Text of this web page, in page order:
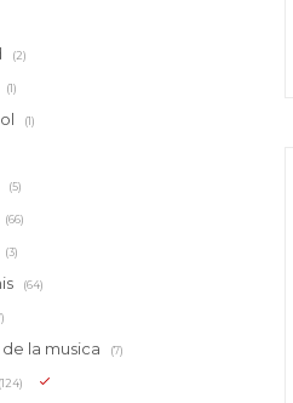
(2)
(1)
(1)
(5)
(66)
(3)
(64)
la musica (7)
(124)